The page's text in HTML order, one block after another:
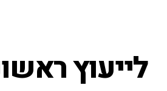
לייעוץ